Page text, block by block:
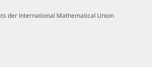
der International Mathematical Union